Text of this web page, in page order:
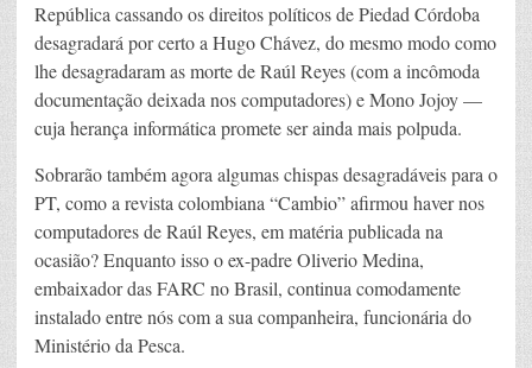
República cassando os direitos políticos de Piedad Córdoba
desagradará por certo a Hugo Chávez, do mesmo modo como
lhe desagradaram as morte de Raúl Reyes (com a incômoda
documentação deixada nos computadores) e Mono Jojoy —
cuja herança informática promete ser ainda mais polpuda.
Sobrarão também agora algumas chispas desagradáveis para o
PT, como a revista colombiana “Cambio” afirmou haver nos
computadores de Raúl Reyes, em matéria publicada na
ocasião? Enquanto isso o ex-padre Oliverio Medina,
embaixador das FARC no Brasil, continua comodamente
instalado entre nós com a sua companheira, funcionária do
Ministério da Pesca.